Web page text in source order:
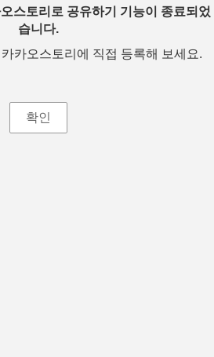
스토리로 공유하기 기능이 종료되었
습니다.
카오스토리에 직접 등록해 보세요.
확인